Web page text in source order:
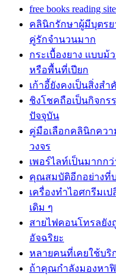
free books reading
คลินิกรักษาผู้มีบุตรย
คู่รักจำนวนมาก
กระเบื้องยาง แบบ
หรือพื้นที่เปียก
เก้าอี้ยังคงเป็นสิ่งส
ชิงโชคถือเป็นกิจกร
ปัจจุบัน
คู่มือเลือกคลินิกคว
วงจร
เพอร์ไลท์เป็นมากก
คุณสมบัติอีกอย่างที่
เครื่องทำไอศกรีมเ
เดิม ๆ
สายไฟคอนโทรลยัง
อัจฉริยะ
หลายคนที่เคยใช้บริก
ถ้าคุณกำลังมองหา